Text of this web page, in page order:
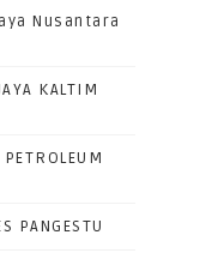
Nusantara
KALTIM
PANGESTU